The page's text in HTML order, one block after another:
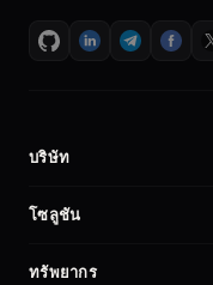
บริษัท
เกี่ยวกับเรา
โซลูชัน
ซอฟต์แวร์ศูนย์ซื้อขายคริปโต
ทรัพยากร